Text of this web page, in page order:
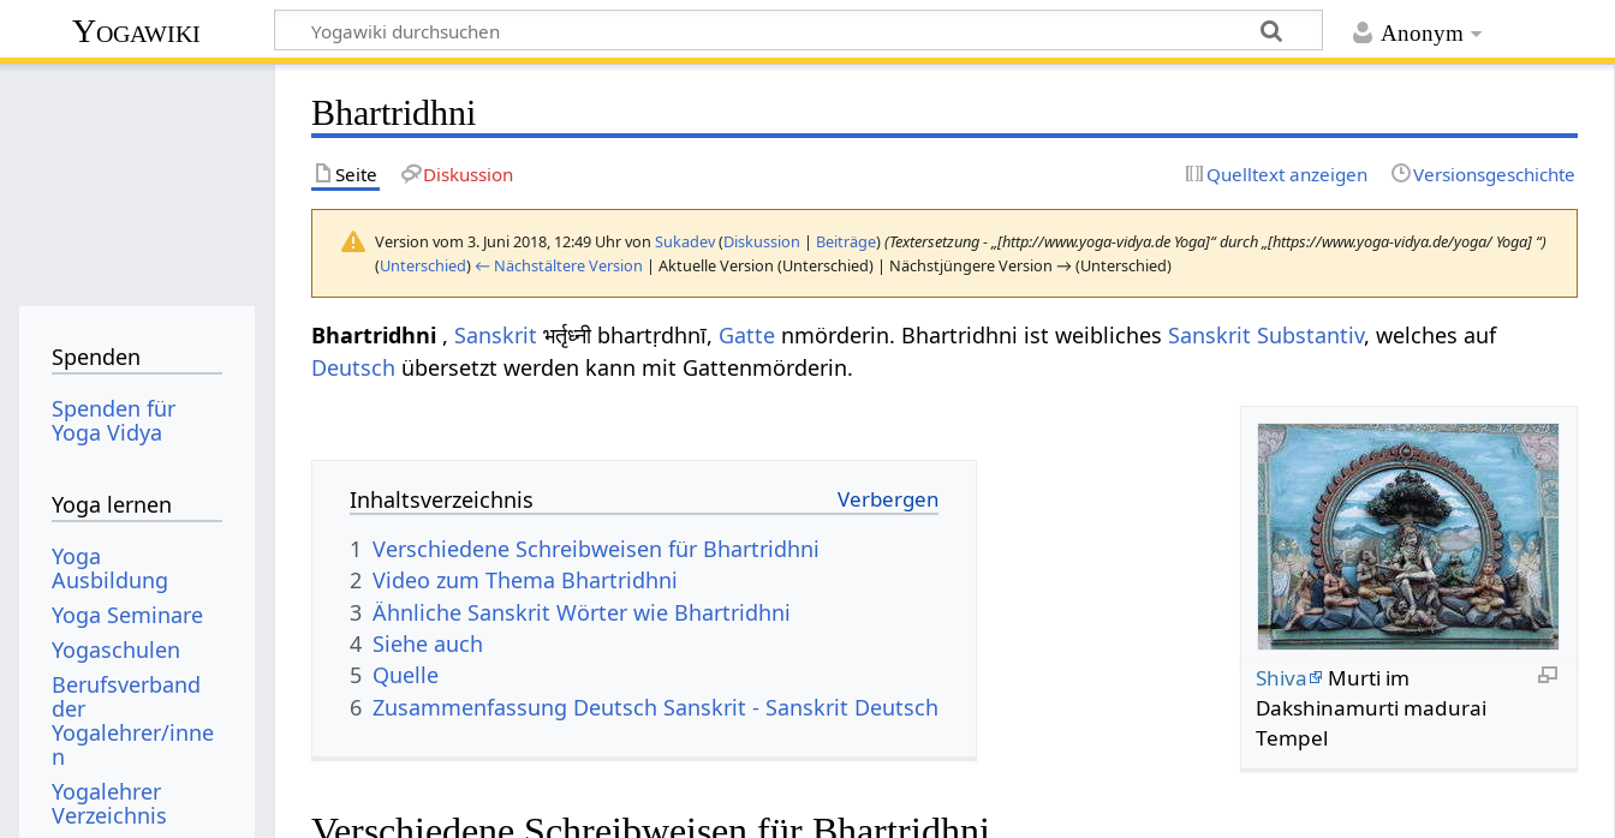
Anonym
Yogawiki
Bhartridhni
Seite Diskussion Quelltext anzeigen Versionsgeschichte
Version vom 3. Juni 2018, 12:49 Uhr vonSukadev(Diskussion | Beiträge)(Textersetzung - „[http://www.yoga-vidya.de Yoga]“ durch „[https://www.yoga-vidya.de/yoga/ Yoga] “)
(Unterschied) ← Nächstältere Version | Aktuelle Version (Unterschied) | Nächstjüngere Version → (Unterschied)
Bhartridhni , Sanskrit भर्तृध्नी bhartṛdhnī, Gatte nmörderin. Bhartridhni ist weibliches Sanskrit Substantiv, welches auf
Deutsch übersetzt werden kann mit Gattenmörderin.
Shiva
Murti im
Dakshinamurti madurai
Tempel
Inhaltsverzeichnis
1 Verschiedene Schreibweisen für Bhartridhni
2 Video zum Thema Bhartridhni
3 Ähnliche Sanskrit Wörter wie Bhartridhni
4 Siehe auch
5 Quelle
6 Zusammenfassung Deutsch Sanskrit - Sanskrit Deutsch
Spenden
Spenden für
Yoga Vidya
Yoga lernen
Yoga
Ausbildung
Yoga Seminare
Yogaschulen
Berufsverband
der
Yogalehrer/inne
n
Yogalehrer
Verzeichnis